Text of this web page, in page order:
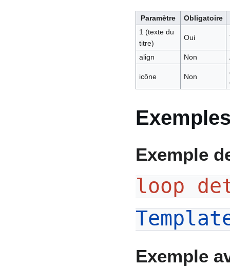
Paramètre
Obligatoire
1 (texte du
titre)
Oui
align Non
icône Non
Exemple
loop
Exemple